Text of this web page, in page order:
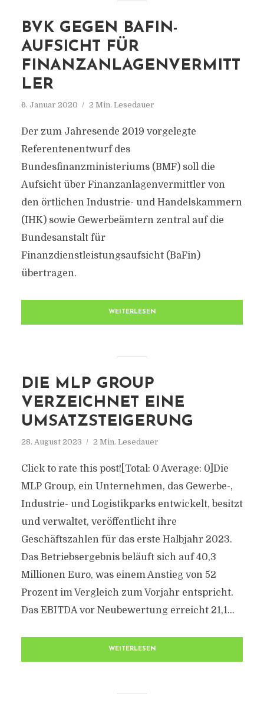
BVK GEGEN BAFIN-
AUFSICHT FÜR
FINANZANLAGENVERMITT
LER
6. Januar 2020 2 Min. Lesedauer
Der zum Jahresende 2019 vorgelegte
Referentenentwurf des
Bundesfinanzministeriums (BMF) soll die
Aufsicht über Finanzanlagenvermittler von
den örtlichen Industrie- und Handelskammern
(IHK) sowie Gewerbeämtern zentral auf die
Bundesanstalt für
Finanzdienstleistungsaufsicht (BaFin)
übertragen.
WEITERLESEN
DIE MLP GROUP
VERZEICHNET EINE
UMSATZSTEIGERUNG
28. August 2023 2 Min. Lesedauer
Click to rate this post![Total: 0 Average: 0]Die
MLP Group, ein Unternehmen, das Gewerbe-,
Industrie- und Logistikparks entwickelt, besitzt
und verwaltet, veröffentlicht ihre
Geschäftszahlen für das erste Halbjahr 2023.
Das Betriebsergebnis beläuft sich auf 40,3
Millionen Euro, was einem Anstieg von 52
Prozent im Vergleich zum Vorjahr entspricht.
Das EBITDA vor Neubewertung erreicht 21,1...
WEITERLESEN